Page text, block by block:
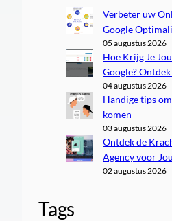
Verbeter uw
Google
05 augustus 2026
Hoe Krijg Je
Google?
04 augustus 2026
Handige tips
komen
03 augustus 2026
Ontdek de
Agency voor
02 augustus 2026
Tags